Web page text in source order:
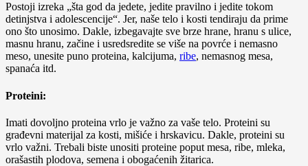
Postoji izreka „šta god da jedete, jedite pravilno i jedite tokom
detinjstva i adolescencije“. Jer, naše telo i kosti tendiraju da prime
ono što unosimo. Dakle, izbegavajte sve brze hrane, hranu s ulice,
masnu hranu, začine i usredsredite se više na povrće i nemasno
meso, unesite puno proteina, kalcijuma, ribe, nemasnog mesa,
spanaća itd.
Proteini:
Imati dovoljno proteina vrlo je važno za vaše telo. Proteini su
građevni materijal za kosti, mišiće i hrskavicu. Dakle, proteini su
vrlo važni. Trebali biste unositi proteine poput mesa, ribe, mleka,
orašastih plodova, semena i obogaćenih žitarica.